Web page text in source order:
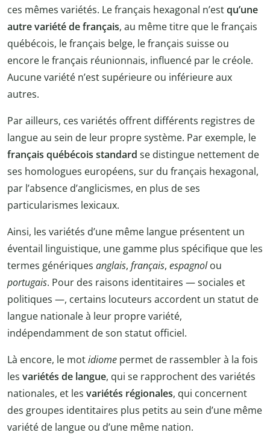
ces mêmes variétés. Le français hexagonal n’estqu’une
autre variété de français, au même titre que le français
québécois, le français belge, le français suisse ou
encore le français réunionnais, influencé par le créole.
Aucune variété n’est supérieure ou inférieure aux
autres.
Par ailleurs, ces variétés offrent différents registres de
langue au sein de leur propre système. Par exemple, le
français québécois standard se distingue nettement de
ses homologues européens, sur du français hexagonal,
par l’absence d’anglicismes, en plus de ses
particularismes lexicaux.
Ainsi, les variétés d’une même langue présentent un
éventail linguistique, une gamme plus spécifique que les
termes génériques anglais, français, espagnolou
portugais. Pour des raisons identitaires — sociales et
politiques —, certains locuteurs accordent un statut de
langue nationale à leur propre variété,
indépendamment de son statut officiel.
Là encore, le motidiome permet de rassembler à la fois
les variétés de langue, qui se rapprochent des variétés
nationales, et les variétés régionales, qui concernent
des groupes identitaires plus petits au sein d’une même
variété de langue ou d’une même nation.